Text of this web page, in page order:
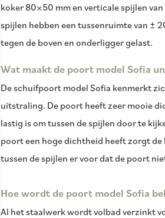
koker 80×50 mm en verticale spijlen
spijlen hebben een tussenruimte van ±
tegen de boven en onderligger gelast.
Wat maakt de poort model Sofia
De schuifpoort model Sofia kenmerkt
uitstraling. De poort heeft zeer mooie
lastig is om tussen de spijlen door te
poort een hoge dichtheid heeft zorgt
tussen de spijlen er voor dat de poort
Hoe wordt de poort model Sofia
Al het staalwerk wordt volbad verzinkt